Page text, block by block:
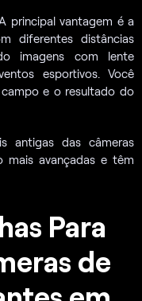
A principal vantagem é a
diferentes distâncias
imagens com lente
esportivos. Você
e o resultado do
antigas das câmeras
mais avançadas e têm
Para
de